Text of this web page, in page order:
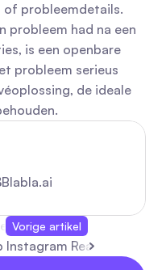
probleemdetails.
probleem had na een
is een openbare
probleem serieus
de ideale
Blabla.ai
Snellere
Vorige artikel
Instagram Reactie Bots